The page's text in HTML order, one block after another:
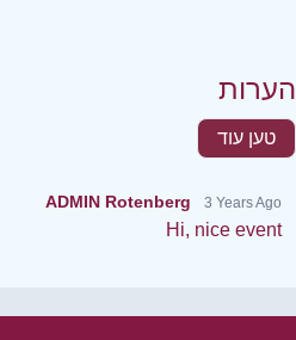
הערות
טען עוד
ADMIN Rotenberg 3 Years Ago
Hi, nice event